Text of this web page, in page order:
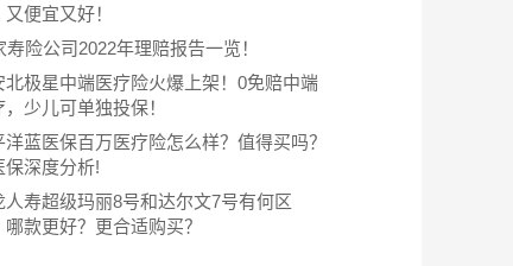
便宜又好！
寿险公司2022年理赔报告一览！
北极星中端医疗险火爆上架！0免赔中端
，少儿可单独投保！
洋蓝医保百万医疗险怎么样？值得买吗？
保深度分析!
人寿超级玛丽8号和达尔文7号有何区
哪款更好？更合适购买？